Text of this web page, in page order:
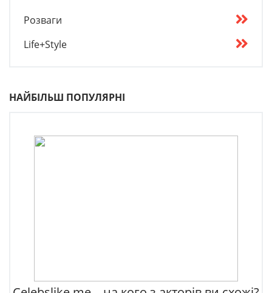
Розваги
Life+Style
НАЙБІЛЬШ ПОПУЛЯРНІ